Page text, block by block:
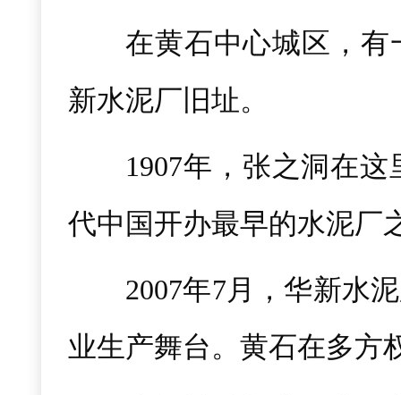
在黄石中心城区，有
新水泥厂旧址。
1907年，张之洞在
代中国开办最早的水泥厂
2007年7月，华新水
业生产舞台。黄石在多方